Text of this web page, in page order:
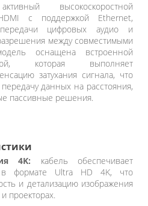
высокоскоростной
с поддержкой Ethernet,
цифровых аудио и
между совместимыми
оснащена встроенной
которая выполняет
затухания сигнала, что
данных на расстояния,
пассивные решения.
4K: кабель обеспечивает
в формате Ultra HD 4K, что
и детализацию изображения
проекторах.